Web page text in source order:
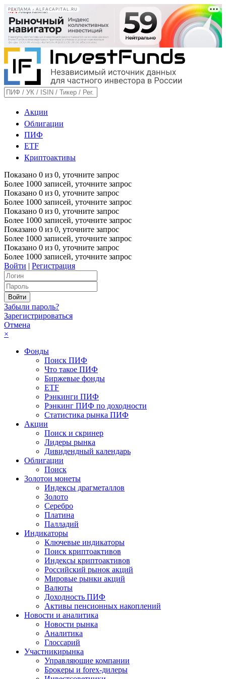
РЕКЛАМА • ALFACAPITAL.RU
Акции
Облигации
ПИФ
ETF
Криптоактивы
Показано 0 из 0, уточните запрос
Более 1000 записей, уточните запрос
Показано 0 из 0, уточните запрос
Более 1000 записей, уточните запрос
Показано 0 из 0, уточните запрос
Более 1000 записей, уточните запрос
Показано 0 из 0, уточните запрос
Более 1000 записей, уточните запрос
Показано 0 из 0, уточните запрос
Более 1000 записей, уточните запрос
Войти | Регистрация
Забыли пароль?
Зарегистрироваться
Отмена
×
Фонды
Поиск ПИФ
Что такое ПИФ
Биржевые фонды
ETF
Рэнкинги ПИФ
Рэнкинг ПИФ по доходности
Статистика рынка ПИФ
Акции
Поиск и скринер
Лидеры рынка
Дивидендный календарь
Облигации
Поиск
Золотои монеты
Индексы драгметаллов
Золото
Серебро
Платина
Палладий
Индикаторы
Ключевые индикаторы
Поиск криптоактивов
Индексы криптоактивов
Российский рынок акций
Мировые рынки акций
Валюты
Доходность ПИФ
Активы пенсионных накоплений
Новости и аналитика
Новости рынка
Аналитика
Глоссарий
Участникирынка
Управляющие компании
Брокеры и forex-дилеры